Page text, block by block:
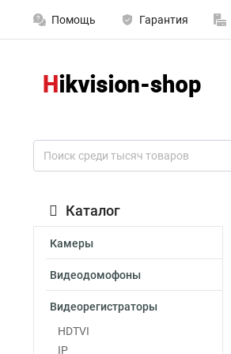
Помощь Гарантия
Каталог
Камеры
Видеодомофоны
Видеорегистраторы
HDTVI
IP